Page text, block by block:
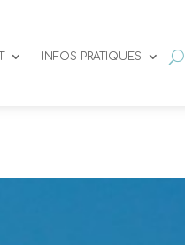
INFOS PRATIQUES